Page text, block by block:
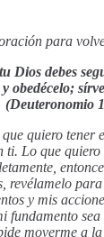
para
Dios debes
obedécelo;
(Deuteronomio
quiero tener
ti. Lo que quiero
revélamelo
y mis
fundamento
moverme a